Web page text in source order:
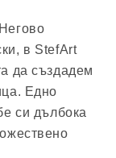
в StefArt
да създадем
Едно
си дълбока